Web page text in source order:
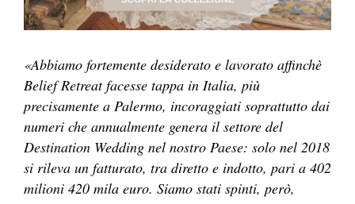
«Abbiamo fortemente desiderato e lavorato affinchè
Belief Retreat facesse tappa in Italia, più
precisamente a Palermo, incoraggiati soprattutto dai
numeri che annualmente genera il settore del
Destination Wedding nel nostro Paese: solo nel 2018
si rileva un fatturato, tra diretto e indotto, pari a 402
milioni 420 mila euro. Siamo stati spinti, però,